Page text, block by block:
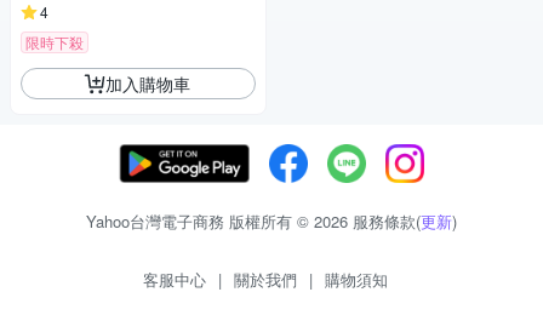
4
限時下殺
加入購物車
Yahoo台灣電子商務 版權所有 © 2026 服務條款(更新)
客服中心 | 關於我們 | 購物須知